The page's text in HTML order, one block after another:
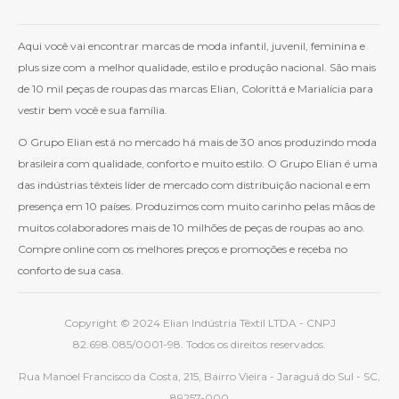
Aqui você vai encontrar marcas de moda infantil, juvenil, feminina e
plus size com a melhor qualidade, estilo e produção nacional. São mais
de 10 mil peças de roupas das marcas Elian, Colorittá e Marialícia para
vestir bem você e sua família.
O Grupo Elian está no mercado há mais de 30 anos produzindo moda
brasileira com qualidade, conforto e muito estilo. O Grupo Elian é uma
das indústrias têxteis líder de mercado com distribuição nacional e em
presença em 10 países. Produzimos com muito carinho pelas mãos de
muitos colaboradores mais de 10 milhões de peças de roupas ao ano.
Compre online com os melhores preços e promoções e receba no
conforto de sua casa.
Copyright © 2024 Elian Indústria Têxtil LTDA - CNPJ
82.698.085/0001-98. Todos os direitos reservados.
Rua Manoel Francisco da Costa, 215, Bairro Vieira - Jaraguá do Sul - SC,